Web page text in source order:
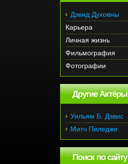
Дэвид Духовны
Карьера
Личная жизнь
Фильмография
Фотографии
Другие Актёры
Уильям Б. Дэвис
Митч Пиледжи
Поиск по сайту